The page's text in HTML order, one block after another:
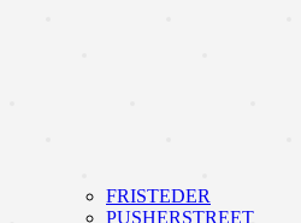
FRISTEDER
PUSHERSTREET